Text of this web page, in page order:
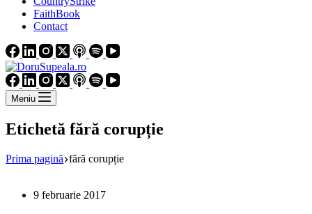
FaithBook
Contact
Meniu
Etichetă fără corupție
Prima pagină fără corupție
9 februarie 2017